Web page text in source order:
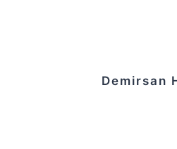
Demirsan